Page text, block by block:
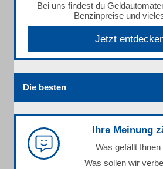
Bei uns findest du
Benzinpreise und
Jetzt
Die besten
Ihre Meinung
Was gefällt Ihnen
Was sollen wir